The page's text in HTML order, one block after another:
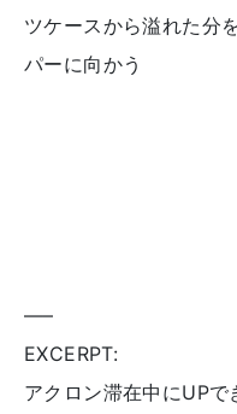
ツケースから溢れた分
パーに向かう
—–
EXCERPT:
アクロン滞在中にUP